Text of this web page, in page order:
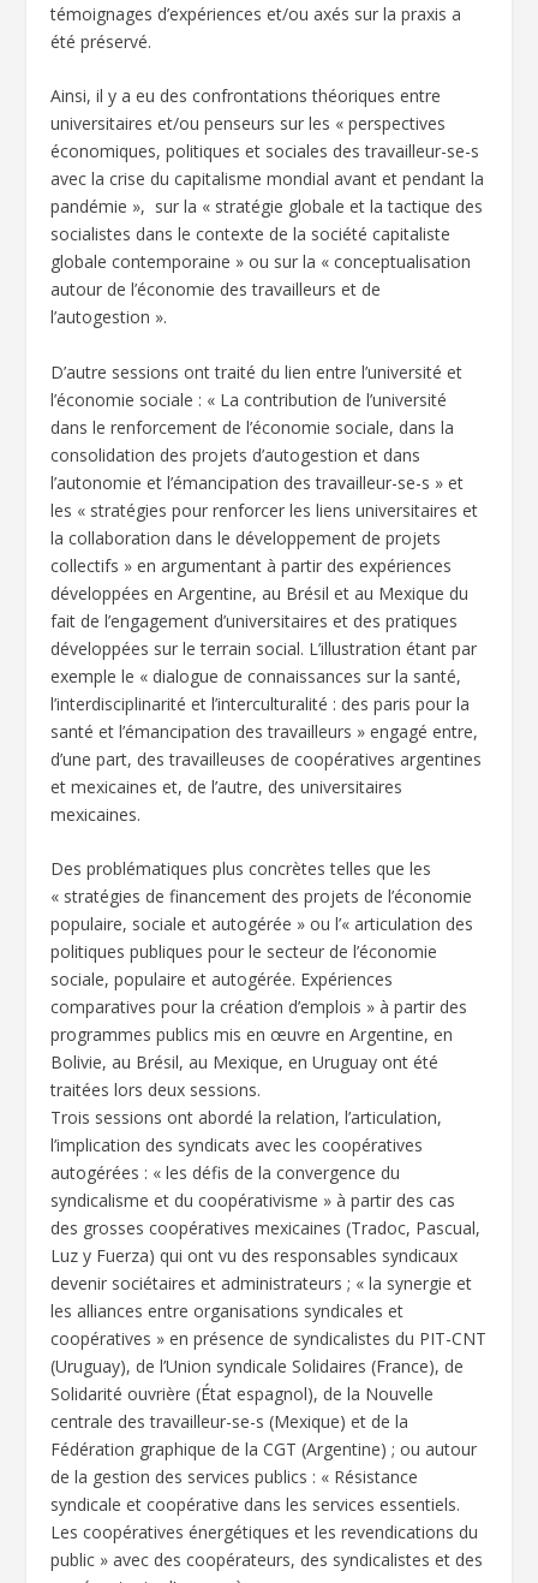
témoignages d’expériences et/ou axés sur la praxis a
été préservé.
Ainsi, il y a eu des confrontations théoriques entre
universitaires et/ou penseurs sur les « perspectives
économiques, politiques et sociales des travailleur-se-s
avec la crise du capitalisme mondial avant et pendant la
pandémie », sur la « stratégie globale et la tactique des
socialistes dans le contexte de la société capitaliste
globale contemporaine » ou sur la « conceptualisation
autour de l’économie des travailleurs et de
l’autogestion ».
D’autre sessions ont traité du lien entre l’université et
l’économie sociale : « La contribution de l’université
dans le renforcement de l’économie sociale, dans la
consolidation des projets d’autogestion et dans
l’autonomie et l’émancipation des travailleur-se-s » et
les « stratégies pour renforcer les liens universitaires et
la collaboration dans le développement de projets
collectifs » en argumentant à partir des expériences
développées en Argentine, au Brésil et au Mexique du
fait de l’engagement d’universitaires et des pratiques
développées sur le terrain social. L’illustration étant par
exemple le « dialogue de connaissances sur la santé,
l’interdisciplinarité et l’interculturalité : des paris pour la
santé et l’émancipation des travailleurs » engagé entre,
d’une part, des travailleuses de coopératives argentines
et mexicaines et, de l’autre, des universitaires
mexicaines.
Des problématiques plus concrètes telles que les
« stratégies de financement des projets de l’économie
populaire, sociale et autogérée » ou l’« articulation des
politiques publiques pour le secteur de l’économie
sociale, populaire et autogérée. Expériences
comparatives pour la création d’emplois » à partir des
programmes publics mis en œuvre en Argentine, en
Bolivie, au Brésil, au Mexique, en Uruguay ont été
traitées lors deux sessions.
Trois sessions ont abordé la relation, l’articulation,
l’implication des syndicats avec les coopératives
autogérées : « les défis de la convergence du
syndicalisme et du coopérativisme » à partir des cas
des grosses coopératives mexicaines (Tradoc, Pascual,
Luz y Fuerza) qui ont vu des responsables syndicaux
devenir sociétaires et administrateurs ; « la synergie et
les alliances entre organisations syndicales et
coopératives » en présence de syndicalistes du PIT-CNT
(Uruguay), de l’Union syndicale Solidaires (France), de
Solidarité ouvrière (État espagnol), de la Nouvelle
centrale des travailleur-se-s (Mexique) et de la
Fédération graphique de la CGT (Argentine) ; ou autour
de la gestion des services publics : « Résistance
syndicale et coopérative dans les services essentiels.
Les coopératives énergétiques et les revendications du
public » avec des coopérateurs, des syndicalistes et des